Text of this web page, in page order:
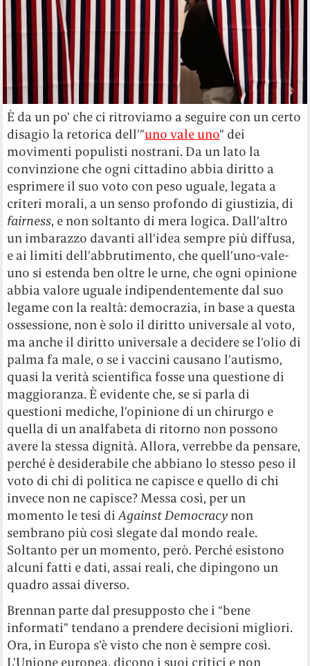
È da un po’ che ci ritroviamo a seguire con un certo
disagio la retorica dell'”uno vale uno” dei
movimenti populisti nostrani. Da un lato la
convinzione che ogni cittadino abbia diritto a
esprimere il suo voto con peso uguale, legata a
criteri morali, a un senso profondo di giustizia, di
fairness, e non soltanto di mera logica. Dall’altro
un imbarazzo davanti all’idea sempre più diffusa,
e ai limiti dell’abbrutimento, che quell’uno-vale-
uno si estenda ben oltre le urne, che ogni opinione
abbia valore uguale indipendentemente dal suo
legame con la realtà: democrazia, in base a questa
ossessione, non è solo il diritto universale al voto,
ma anche il diritto universale a decidere se l’olio di
palma fa male, o se i vaccini causano l’autismo,
quasi la verità scientifica fosse una questione di
maggioranza. È evidente che, se si parla di
questioni mediche, l’opinione di un chirurgo e
quella di un analfabeta di ritorno non possono
avere la stessa dignità. Allora, verrebbe da pensare,
perché è desiderabile che abbiano lo stesso peso il
voto di chi di politica ne capisce e quello di chi
invece non ne capisce? Messa così, per un
momento le tesi diAgainst Democracy non
sembrano più così slegate dal mondo reale.
Soltanto per un momento, però. Perché esistono
alcuni fatti e dati, assai reali, che dipingono un
quadro assai diverso.
Brennan parte dal presupposto che i “bene
informati” tendano a prendere decisioni migliori.
Ora, in Europa s’è visto che non è sempre così.
L’Unione europea, dicono i suoi critici e non